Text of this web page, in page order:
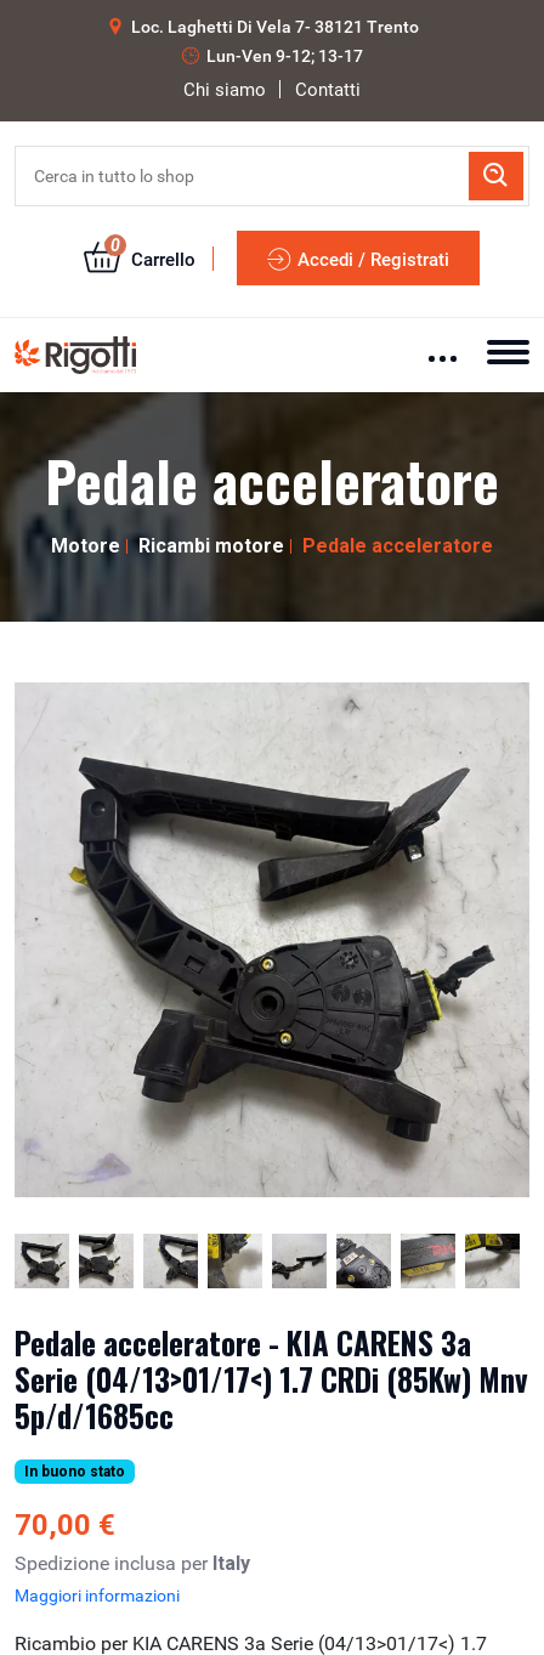
Loc. Laghetti Di Vela 7- 38121 Trento
Lun-Ven 9-12; 13-17
Chi siamo Contatti
0
Carrello Accedi / Registrati
Pedale acceleratore
Motore Ricambi motore Pedale acceleratore
Pedale acceleratore - KIA CARENS 3a
Serie (04/13>01/17<) 1.7 CRDi (85Kw) Mnv
5p/d/1685cc
In buono stato
70,00 €
Spedizione inclusa per Italy
Maggiori informazioni
Ricambio per KIA CARENS 3a Serie (04/13>01/17<) 1.7